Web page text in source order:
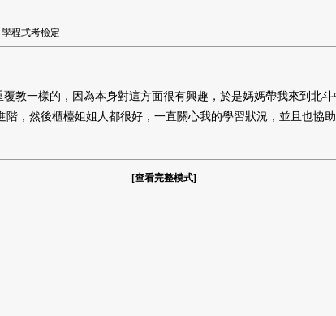
程式考檢定
教一樣的，因為本身對這方面很有興趣，於是媽媽帶我來到北
，然後櫃檯姐姐人都很好，一直關心我的學習狀況，並且也協
[查看完整模式]